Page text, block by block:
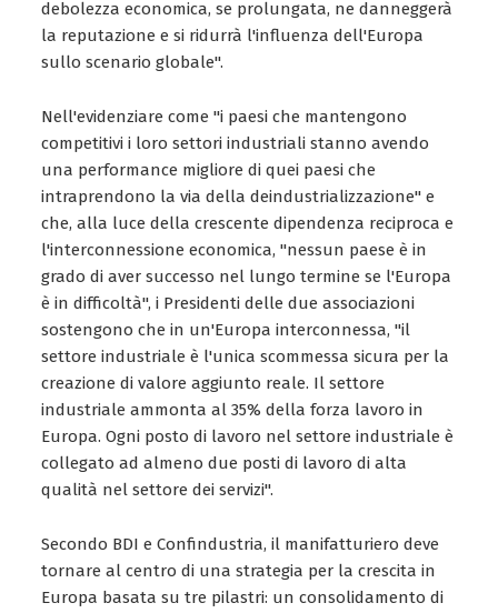
debolezza economica, se prolungata, ne danneggerà
la reputazione e si ridurrà l'influenza dell'Europa
sullo scenario globale".
Nell'evidenziare come "i paesi che mantengono
competitivi i loro settori industriali stanno avendo
una performance migliore di quei paesi che
intraprendono la via della deindustrializzazione" e
che, alla luce della crescente dipendenza reciproca e
l'interconnessione economica, "nessun paese è in
grado di aver successo nel lungo termine se l'Europa
è in difficoltà", i Presidenti delle due associazioni
sostengono che in un'Europa interconnessa, "il
settore industriale è l'unica scommessa sicura per la
creazione di valore aggiunto reale. Il settore
industriale ammonta al 35% della forza lavoro in
Europa. Ogni posto di lavoro nel settore industriale è
collegato ad almeno due posti di lavoro di alta
qualità nel settore dei servizi".
Secondo BDI e Confindustria, il manifatturiero deve
tornare al centro di una strategia per la crescita in
Europa basata su tre pilastri: un consolidamento di